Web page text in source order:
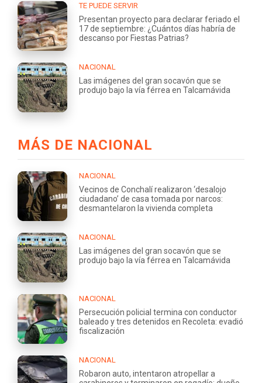
TE PUEDE SERVIR
Presentan proyecto para declarar feriado el
17 de septiembre: ¿Cuántos días habría de
descanso por Fiestas Patrias?
NACIONAL
Las imágenes del gran socavón que se
produjo bajo la vía férrea en Talcamávida
MÁS DE NACIONAL
NACIONAL
Vecinos de Conchalí realizaron ‘desalojo
ciudadano’ de casa tomada por narcos:
desmantelaron la vivienda completa
NACIONAL
Las imágenes del gran socavón que se
produjo bajo la vía férrea en Talcamávida
NACIONAL
Persecución policial termina con conductor
baleado y tres detenidos en Recoleta: evadió
fiscalización
NACIONAL
Robaron auto, intentaron atropellar a